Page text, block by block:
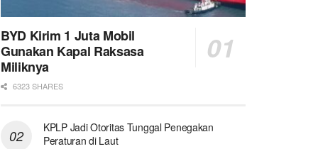
BYD Kirim 1 Juta Mobil
Gunakan Kapal Raksasa
Miliknya
6323 SHARES
KPLP Jadi Otoritas Tunggal Penegakan
Peraturan di Laut